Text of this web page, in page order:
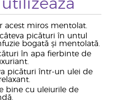
acest miros mentolat.
picături în untul
bogată și mentolată.
în apa fierbinte de
picături într-un ulei de
bine cu uleiurile de